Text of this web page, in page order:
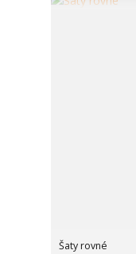
Šaty rovné